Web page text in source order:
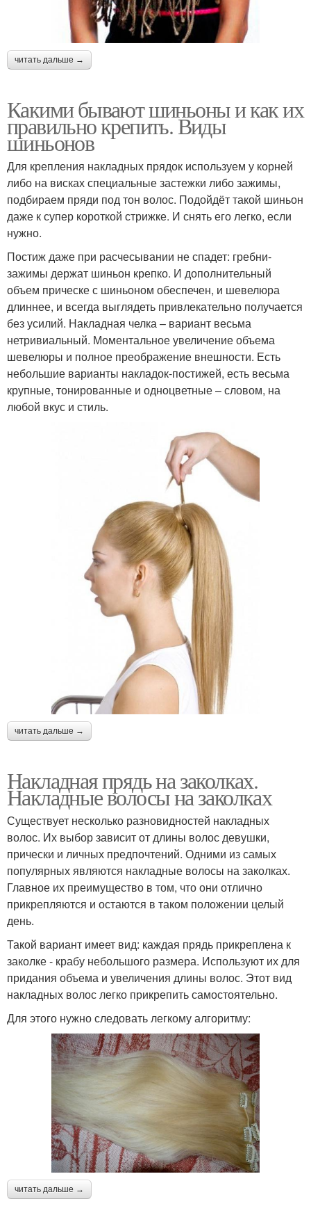
читать дальше →
Какими бывают шиньоны и как их
правильно крепить. Виды
шиньонов
Для крепления накладных прядок используем у корней
либо на висках специальные застежки либо зажимы,
подбираем пряди под тон волос. Подойдёт такой шиньон
даже к супер короткой стрижке. И снять его легко, если
нужно.
Постиж даже при расчесывании не спадет: гребни-
зажимы держат шиньон крепко. И дополнительный
объем прическе с шиньоном обеспечен, и шевелюра
длиннее, и всегда выглядеть привлекательно получается
без усилий. Накладная челка – вариант весьма
нетривиальный. Моментальное увеличение объема
шевелюры и полное преображение внешности. Есть
небольшие варианты накладок-постижей, есть весьма
крупные, тонированные и одноцветные – словом, на
любой вкус и стиль.
читать дальше →
Накладная прядь на заколках.
Накладные волосы на заколках
Существует несколько разновидностей накладных
волос. Их выбор зависит от длины волос девушки,
прически и личных предпочтений. Одними из самых
популярных являются накладные волосы на заколках.
Главное их преимущество в том, что они отлично
прикрепляются и остаются в таком положении целый
день.
Такой вариант имеет вид: каждая прядь прикреплена к
заколке - крабу небольшого размера. Используют их для
придания объема и увеличения длины волос. Этот вид
накладных волос легко прикрепить самостоятельно.
Для этого нужно следовать легкому алгоритму:
читать дальше →